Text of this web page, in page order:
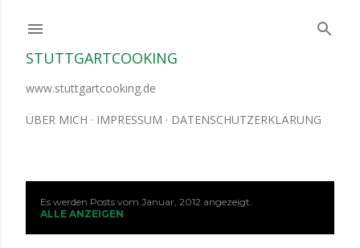
STUTTGARTCOOKING
www.stuttgartcooking.de
ÜBER MICH IMPRESSUM DATENSCHUTZERKLÄRUNG
Es werden Posts vom Januar, 2012 angezeigt.
ALLE ANZEIGEN